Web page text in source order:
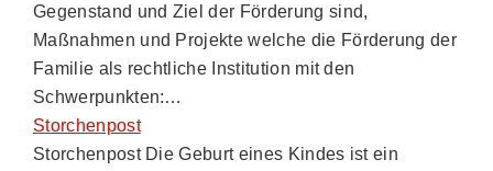
Gegenstand und Ziel der Förderung sind,
Maßnahmen und Projekte welche die Förderung der
Familie als rechtliche Institution mit den
Schwerpunkten:…
Storchenpost
Storchenpost Die Geburt eines Kindes ist ein